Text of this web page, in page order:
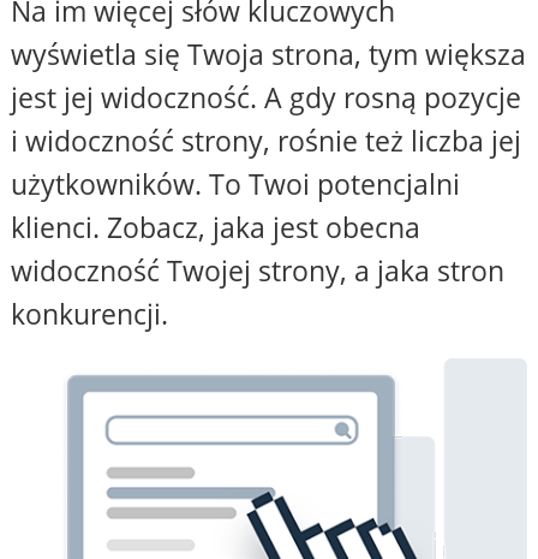
Na im więcej słów kluczowych
wyświetla się Twoja strona, tym większa
jest jej widoczność. A gdy rosną pozycje
i widoczność strony, rośnie też liczba jej
użytkowników. To Twoi potencjalni
klienci. Zobacz, jaka jest obecna
widoczność Twojej strony, a jaka stron
konkurencji.